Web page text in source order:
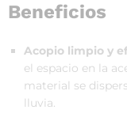
Beneficios
Acopio limpio y
el espacio en la
material se
lluvia.